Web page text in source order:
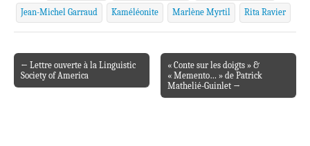
Jean-Michel Garraud Kaméléonite Marlène Myrtil Rita Ravier
Post navigation
← Lettre ouverte à la Linguistic
Society of America
« Conte sur les doigts » &
« Memento… » de Patrick
Mathelié-Guinlet →